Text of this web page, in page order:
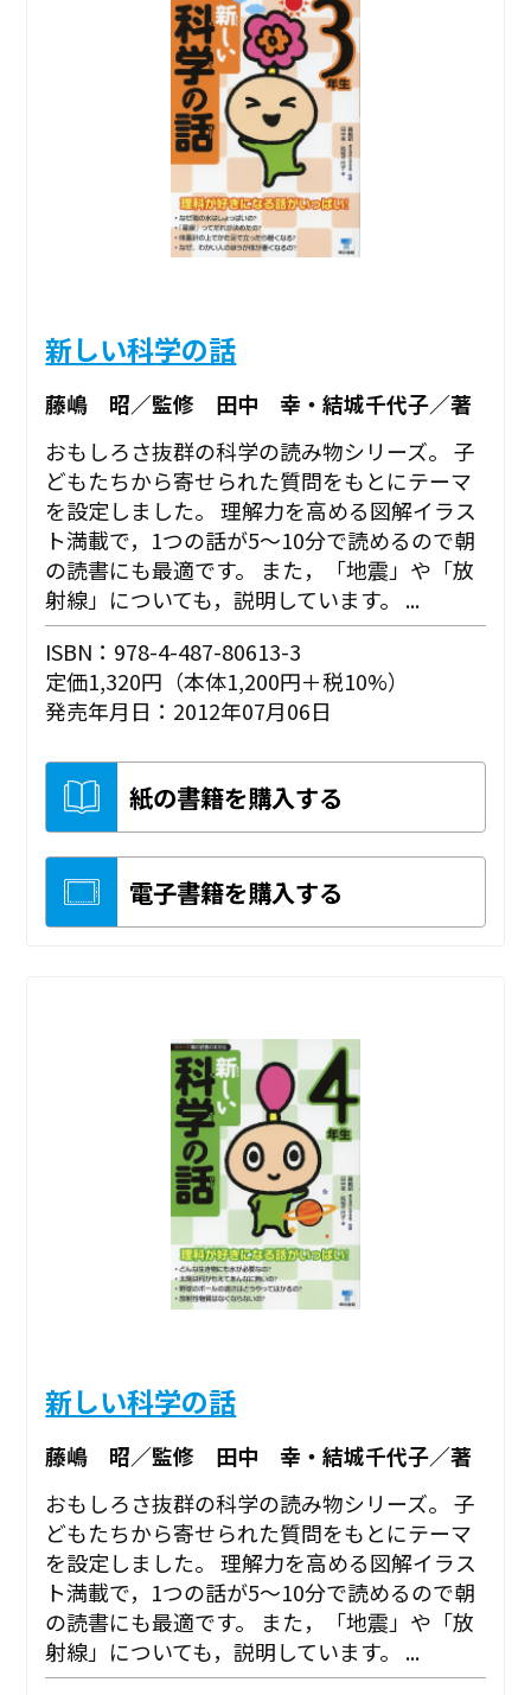
新しい科学の話
藤嶋 昭／監修 田中 幸・結城千代子／著
おもしろさ抜群の科学の読み物シリーズ。 子
どもたちから寄せられた質問をもとにテーマ
を設定しました。 理解力を高める図解イラス
ト満載で，1つの話が5～10分で読めるので朝
の読書にも最適です。 また，「地震」や「放
射線」についても，説明しています。 ...
ISBN：978-4-487-80613-3
定価1,320円（本体1,200円＋税10%）
発売年月日：2012年07月06日
紙の書籍を購入する
電子書籍を購入する
新しい科学の話
藤嶋 昭／監修 田中 幸・結城千代子／著
おもしろさ抜群の科学の読み物シリーズ。 子
どもたちから寄せられた質問をもとにテーマ
を設定しました。 理解力を高める図解イラス
ト満載で，1つの話が5～10分で読めるので朝
の読書にも最適です。 また，「地震」や「放
射線」についても，説明しています。 ...